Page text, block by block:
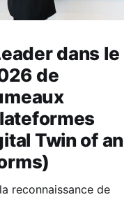
dans le
de
Twin of an
reconnaissance de